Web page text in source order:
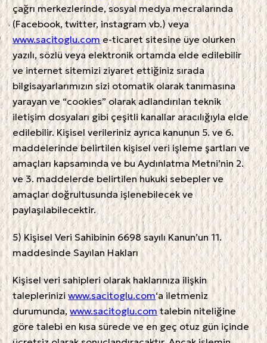
çağrı merkezlerinde, sosyal medya mecralarında
(Facebook, twitter, instagram vb.) veya
www.sacitoglu.come-ticaret sitesine üye olurken
yazılı, sözlü veya elektronik ortamda elde edilebilir
ve internet sitemizi ziyaret ettiğiniz sırada
bilgisayarlarımızın sizi otomatik olarak tanımasına
yarayan ve “cookies” olarak adlandırılan teknik
iletişim dosyaları gibi çeşitli kanallar aracılığıyla elde
edilebilir. Kişisel verileriniz ayrıca kanunun 5. ve 6.
maddelerinde belirtilen kişisel veri işleme şartları ve
amaçları kapsamında ve bu Aydınlatma Metni’nin 2.
ve 3. maddelerde belirtilen hukuki sebepler ve
amaçlar doğrultusunda işlenebilecek ve
paylaşılabilecektir.
5) Kişisel Veri Sahibinin 6698 sayılı Kanun’un 11.
maddesinde Sayılan Hakları
Kişisel veri sahipleri olarak haklarınıza ilişkin
talepleriniziwww.sacitoglu.com‘a iletmeniz
durumunda,www.sacitoglu.comtalebin niteliğine
göre talebi en kısa sürede ve en geç otuz gün içinde